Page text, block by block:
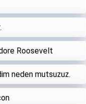
Roosevelt
neden mutsuzuz.